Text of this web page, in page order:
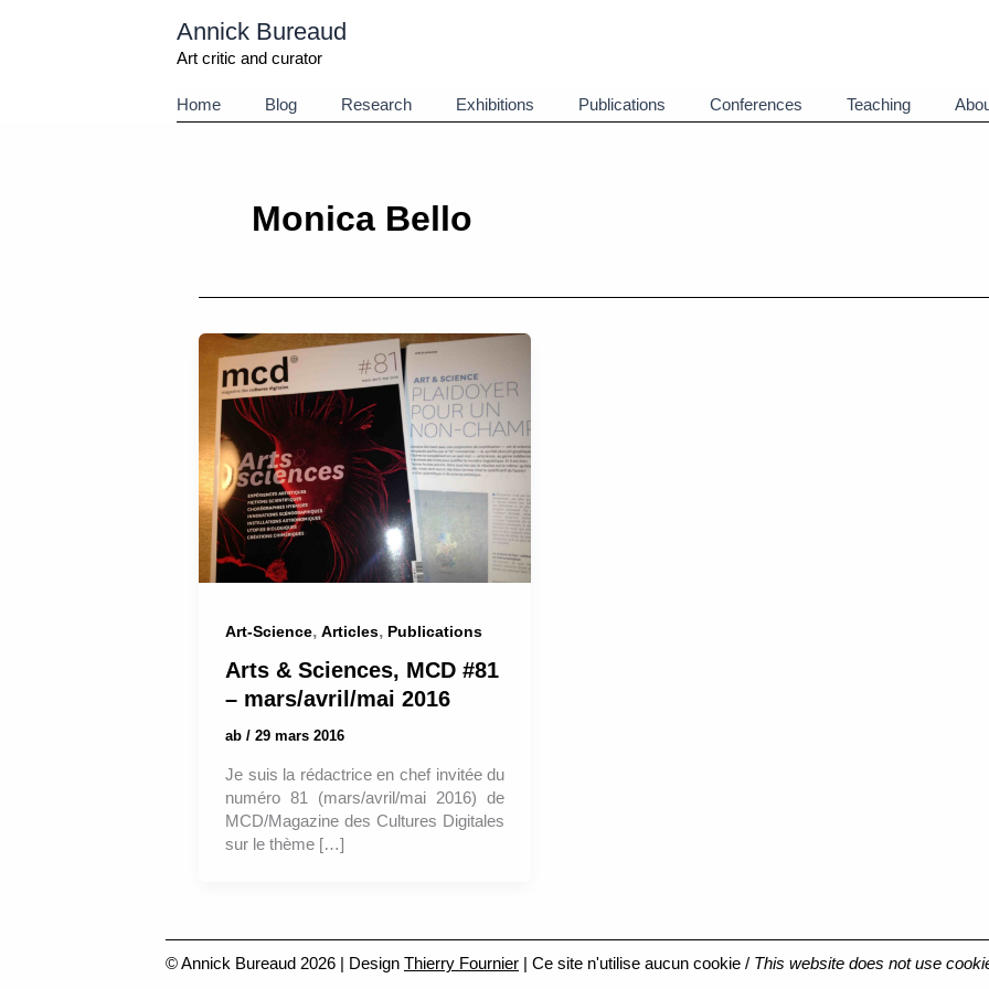
Annick Bureaud
Art critic and curator
Home Blog Research Exhibitions Publications Conferences Teaching
Monica Bello
Art-Science, Articles, Publications
Arts & Sciences, MCD #81
– mars/avril/mai 2016
ab / 29 mars 2016
Je suis la rédactrice en chef invitée du
numéro 81 (mars/avril/mai 2016) de
MCD/Magazine des Cultures Digitales
sur le thème […]
© Annick Bureaud 2026 | Design Thierry Fournier | Ce site n'utilise aucun cookie / This website does not use